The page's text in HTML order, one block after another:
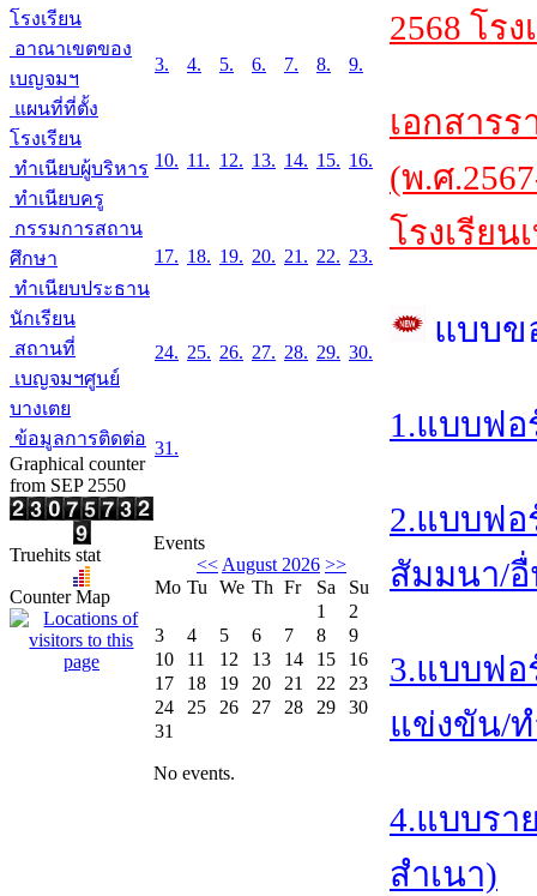
โรงเรียน
อาณาเขตของ
เบญจมฯ
แผนที่ที่ตั้ง
โรงเรียน
ทำเนียบผู้บริหาร
ทำเนียบครู
กรรมการสถาน
ศึกษา
ทำเนียบประธาน
นักเรียน
สถานที่
เบญจมฯศูนย์
บางเตย
ข้อมูลการติดต่อ
Graphical counter
from SEP 2550
Truehits stat
Counter Map
3. 4. 5. 6. 7. 8. 9.
10. 11. 12. 13. 14. 15. 16.
17. 18. 19. 20. 21. 22. 23.
24. 25. 26. 27. 28. 29. 30.
31.
Events
<< August 2026 >>
Mo Tu We Th Fr Sa
Su
1
2
3
4 5 6 7 8
9
10
11 12 13 14 15
16
17
18 19 20 21 22
23
24
25 26 27 28 29
30
31
No events.
2568 โร
เอกสาร
(พ.ศ
โรงเรีย
แบบข
1.แบบฟ
2.แบบฟ
สัมมนา/
3.แบบฟอ
แข่งขัน/
4.แบบรา
สำเนา)